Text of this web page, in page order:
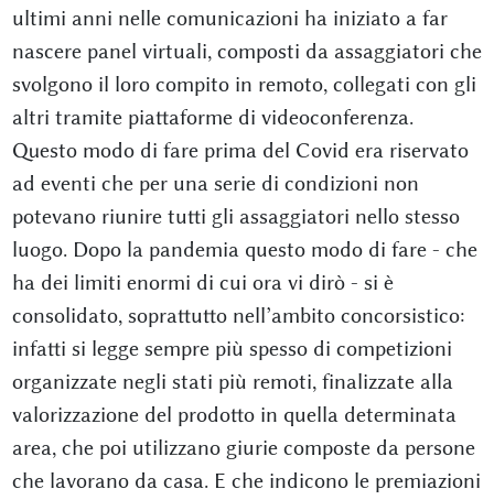
ultimi anni nelle comunicazioni ha iniziato a far
nascere panel virtuali, composti da assaggiatori che
svolgono il loro compito in remoto, collegati con gli
altri tramite piattaforme di videoconferenza.
Questo modo di fare prima del Covid era riservato
ad eventi che per una serie di condizioni non
potevano riunire tutti gli assaggiatori nello stesso
luogo. Dopo la pandemia questo modo di fare - che
ha dei limiti enormi di cui ora vi dirò - si è
consolidato, soprattutto nell’ambito concorsistico:
infatti si legge sempre più spesso di competizioni
organizzate negli stati più remoti, finalizzate alla
valorizzazione del prodotto in quella determinata
area, che poi utilizzano giurie composte da persone
che lavorano da casa. E che indicono le premiazioni